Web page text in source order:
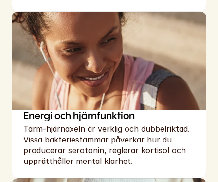
Energi och hjärnfunktion
Tarm-hjärnaxeln är verklig och dubbelriktad.
Vissa bakteriestammar påverkar hur du
producerar serotonin, reglerar kortisol och
upprätthåller mental klarhet.